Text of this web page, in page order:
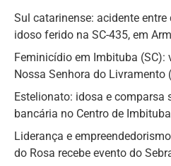
Sul catarinense: acidente
idoso ferido na SC-435, em
Feminicídio em Imbituba (SC):
Nossa Senhora do Livramento
Estelionato: idosa e comparsa
bancária no Centro de
Liderança e
do Rosa recebe evento do